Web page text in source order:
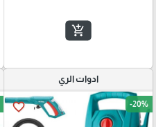
add_shopping_cart
ادوات الري
favorite_border -20%